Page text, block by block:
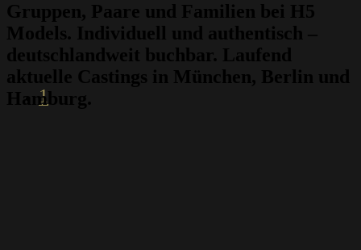
1
Gruppen, Paare und Familien bei H5
Models. Individuell und authentisch –
deutschlandweit buchbar. Laufend
aktuelle Castings in München, Berlin und
Hamburg.